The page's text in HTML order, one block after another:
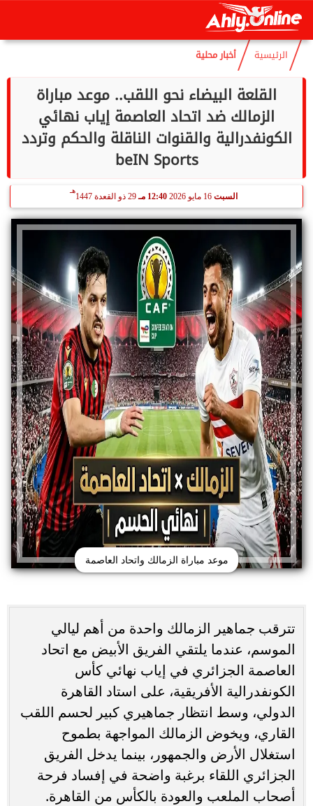
الجمعة
الرئيسية أخبار محلية
القلعة البيضاء نحو اللقب.. موعد مباراة
الزمالك ضد اتحاد العاصمة إياب نهائي
الكونفدرالية والقنوات الناقلة والحكم وتردد
beIN Sports
السبت 12:40 مـ 29 ذو القعدة 1447
هـ
موعد مباراة الزمالك واتحاد العاصمة
تترقب جماهير الزمالك واحدة من أهم ليالي
الموسم، عندما يلتقي الفريق الأبيض مع اتحاد
العاصمة الجزائري في إياب نهائي كأس
الكونفدرالية الأفريقية، على استاد القاهرة
الدولي، وسط انتظار جماهيري كبير لحسم اللقب
القاري، ويخوض الزمالك المواجهة بطموح
استغلال الأرض والجمهور، بينما يدخل الفريق
الجزائري اللقاء برغبة واضحة في إفساد فرحة
أصحاب الملعب والعودة بالكأس من القاهرة.